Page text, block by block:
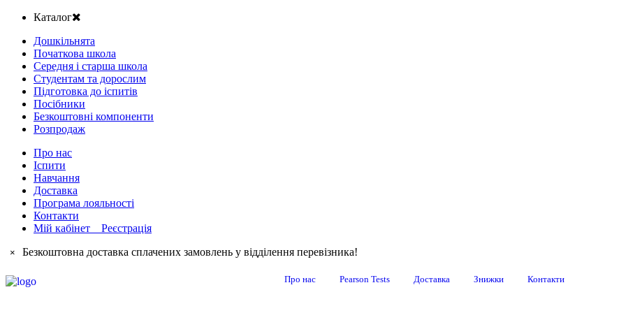
Каталог
Дошкільнята
Початкова школа
Середня і старша школа
Студентам та дорослим
Підготовка до іспитів
Посібники
Безкоштовні компоненти
Розпродаж
Про нас
Іспити
Навчання
Доставка
Програма лояльності
Контакти
Мій кабінет Реєстрація
× Безкоштовна доставка сплачених замовлень у відділення перевізника!
Про нас Pearson Tests Доставка Знижки Контакти